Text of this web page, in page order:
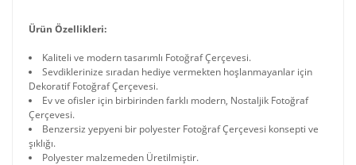
Ürün Özellikleri:
Kaliteli ve modern tasarımlı Fotoğraf Çerçevesi.
Sevdiklerinize sıradan hediye vermekten hoşlanmayanlar için
Dekoratif Fotoğraf Çerçevesi.
Ev ve ofisler için birbirinden farklı modern, Nostaljik Fotoğraf
Çerçevesi.
Benzersiz yepyeni bir polyester Fotoğraf Çerçevesi konsepti ve
şıklığı.
Polyester malzemeden Üretilmiştir.